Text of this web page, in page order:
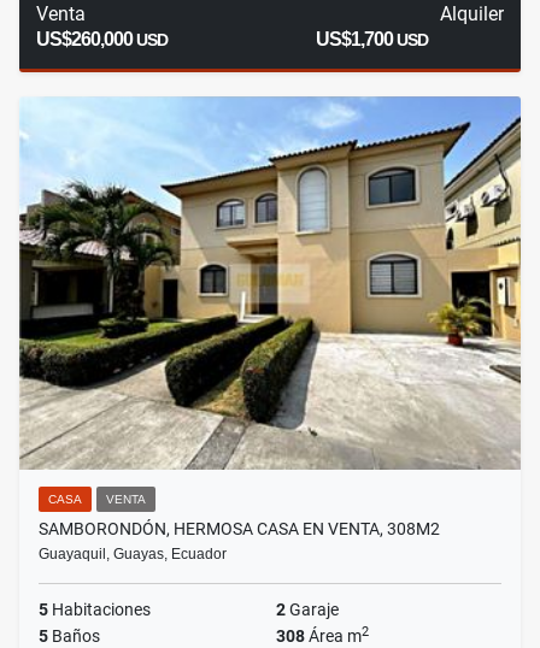
Venta
US$260,000USD
Alquiler
US$1,700USD
CASA VENTA
SAMBORONDÓN, HERMOSA CASA EN VENTA, 308M2
Guayaquil, Guayas, Ecuador
5 Habitaciones 2Garaje
5 Baños 308Área m2